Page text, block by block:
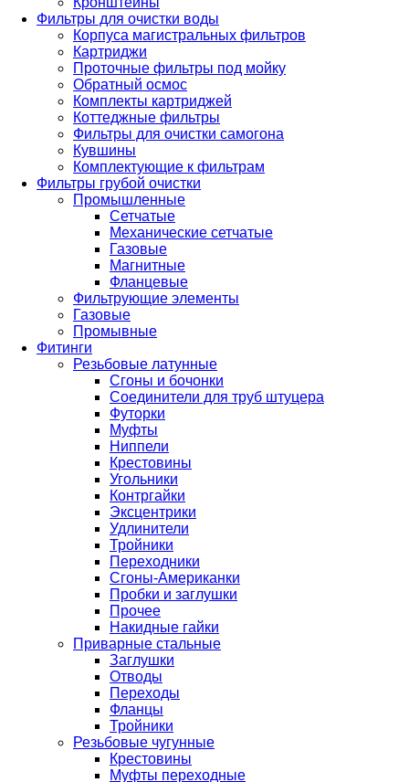
Фильтры для очистки воды
Корпуса магистральных фильтров
Картриджи
Проточные фильтры под мойку
Обратный осмос
Комплекты картриджей
Коттеджные фильтры
Фильтры для очистки самогона
Кувшины
Комплектующие к фильтрам
Фильтры грубой очистки
Промышленные
Сетчатые
Механические сетчатые
Газовые
Магнитные
Фланцевые
Фильтрующие элементы
Газовые
Промывные
Фитинги
Резьбовые латунные
Сгоны и бочонки
Соединители для труб штуцера
Футорки
Муфты
Ниппели
Крестовины
Угольники
Контргайки
Эксцентрики
Удлинители
Тройники
Переходники
Сгоны-Американки
Пробки и заглушки
Прочее
Накидные гайки
Приварные стальные
Заглушки
Отводы
Переходы
Фланцы
Тройники
Резьбовые чугунные
Крестовины
Муфты переходные